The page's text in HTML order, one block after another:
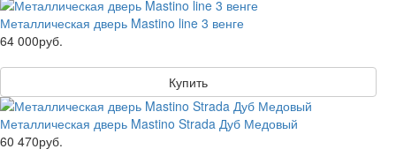
Металлическая дверь Mastino line 3 венге
64 000руб.
Купить
Металлическая дверь Mastino Strada Дуб Медовый
60 470руб.